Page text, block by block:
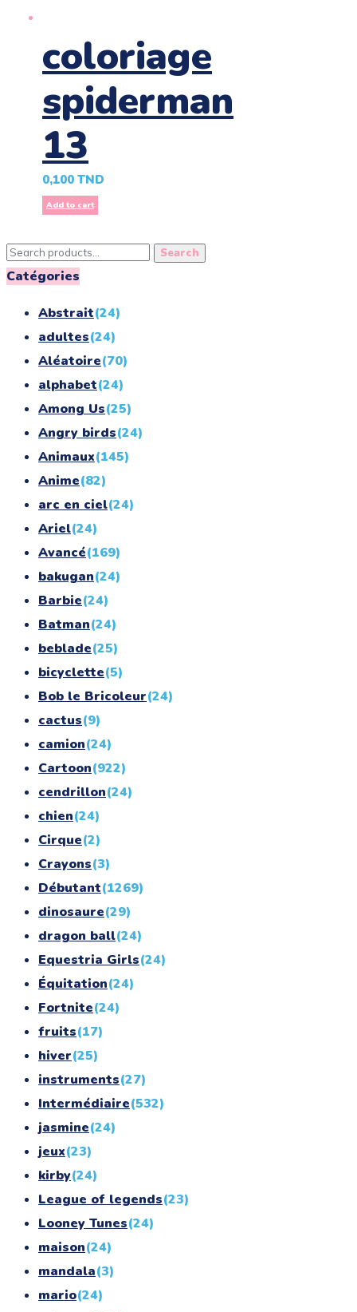
coloriage
spiderman
13
0,100 TND
Add to cart
Search
for:
Search
Catégories
Abstrait(24)
adultes(24)
Aléatoire(70)
alphabet(24)
Among Us(25)
Angry birds(24)
Animaux(145)
Anime(82)
arc en ciel(24)
Ariel(24)
Avancé(169)
bakugan(24)
Barbie(24)
Batman(24)
beblade(25)
bicyclette(5)
Bob le Bricoleur(24)
cactus(9)
camion(24)
Cartoon(922)
cendrillon(24)
chien(24)
Cirque(2)
Crayons(3)
Débutant(1269)
dinosaure(29)
dragon ball(24)
Equestria Girls(24)
Équitation(24)
Fortnite(24)
fruits(17)
hiver(25)
instruments(27)
Intermédiaire(532)
jasmine(24)
jeux(23)
kirby(24)
League of legends(23)
Looney Tunes(24)
maison(24)
mandala(3)
mario(24)